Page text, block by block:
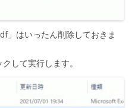
」はいったん削除しておきま
して実行します。